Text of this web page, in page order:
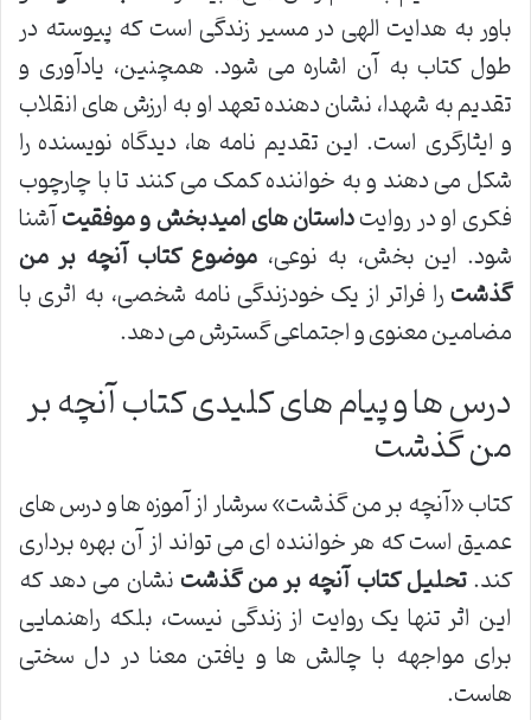
باور به هدایت الهی در مسیر زندگی است که پیوسته در
طول کتاب به آن اشاره می شود. همچنین، یادآوری و
تقدیم به شهدا، نشان دهنده تعهد او به ارزش های انقلاب
و ایثارگری است. این تقدیم نامه ها، دیدگاه نویسنده را
شکل می دهند و به خواننده کمک می کنند تا با چارچوب
فکری او در روایتداستان های امیدبخش و موفقیتآشنا
شود. این بخش، به نوعی، موضوع کتاب آنچه بر من
گذشترا فراتر از یک خودزندگی نامه شخصی، به اثری با
مضامین معنوی و اجتماعی گسترش می دهد.
درس ها و پیام های کلیدی کتاب آنچه بر
من گذشت
کتاب «آنچه بر من گذشت» سرشار از آموزه ها و درس های
عمیق است که هر خواننده ای می تواند از آن بهره برداری
کند.تحلیل کتاب آنچه بر من گذشتنشان می دهد که
این اثر تنها یک روایت از زندگی نیست، بلکه راهنمایی
برای مواجهه با چالش ها و یافتن معنا در دل سختی
هاست.